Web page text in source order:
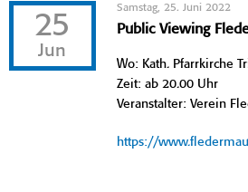
25
Jun
Samstag, 25. Juni 2022
Public Viewing
Wo: Kath. Pfarrkirche
Zeit: ab 20.00 Uhr
Veranstalter: Verein
https://